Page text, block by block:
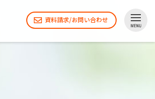
資料請求/お問い合わせ